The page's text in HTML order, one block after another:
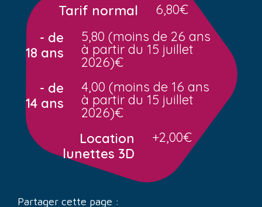
Tarif normal
6,80€
- de
18 ans
5,80 (moins de 26 ans
à partir du 15 juillet
2026)€
- de
14 ans
4,00 (moins de 16 ans
à partir du 15 juillet
2026)€
Location
lunettes 3D
+2,00€
Partager cette page :